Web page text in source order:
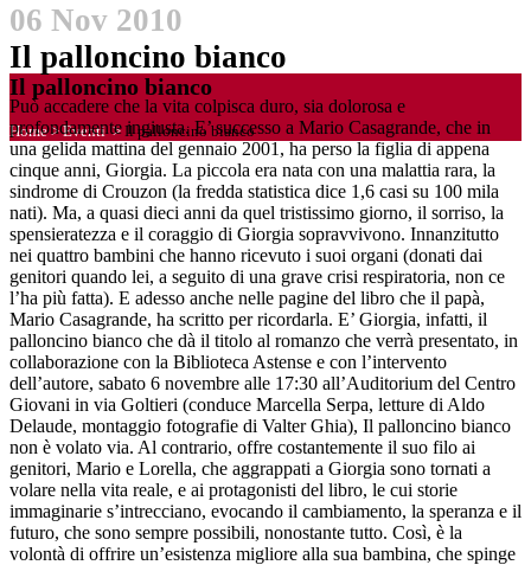
Il palloncino bianco
Home>Eventi >Il palloncino bianco
06 Nov 2010
Il palloncino bianco
Può accadere che la vita colpisca duro, sia dolorosa e
profondamente ingiusta. E’ successo a Mario Casagrande, che in
una gelida mattina del gennaio 2001, ha perso la figlia di appena
cinque anni, Giorgia. La piccola era nata con una malattia rara, la
sindrome di Crouzon (la fredda statistica dice 1,6 casi su 100 mila
nati). Ma, a quasi dieci anni da quel tristissimo giorno, il sorriso, la
spensieratezza e il coraggio di Giorgia sopravvivono. Innanzitutto
nei quattro bambini che hanno ricevuto i suoi organi (donati dai
genitori quando lei, a seguito di una grave crisi respiratoria, non ce
l’ha più fatta). E adesso anche nelle pagine del libro che il papà,
Mario Casagrande, ha scritto per ricordarla. E’ Giorgia, infatti, il
palloncino bianco che dà il titolo al romanzo che verrà presentato, in
collaborazione con la Biblioteca Astense e con l’intervento
dell’autore, sabato 6 novembre alle 17:30 all’Auditorium del Centro
Giovani in via Goltieri (conduce Marcella Serpa, letture di Aldo
Delaude, montaggio fotografie di Valter Ghia), Il palloncino bianco
non è volato via. Al contrario, offre costantemente il suo filo ai
genitori, Mario e Lorella, che aggrappati a Giorgia sono tornati a
volare nella vita reale, e ai protagonisti del libro, le cui storie
immaginarie s’intrecciano, evocando il cambiamento, la speranza e il
futuro, che sono sempre possibili, nonostante tutto. Così, è la
volontà di offrire un’esistenza migliore alla sua bambina, che spinge